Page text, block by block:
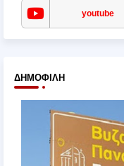
youtube
ΔΗΜΟΦΙΛΉ